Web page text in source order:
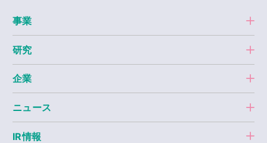
事業
研究
企業
ニュース
IR情報